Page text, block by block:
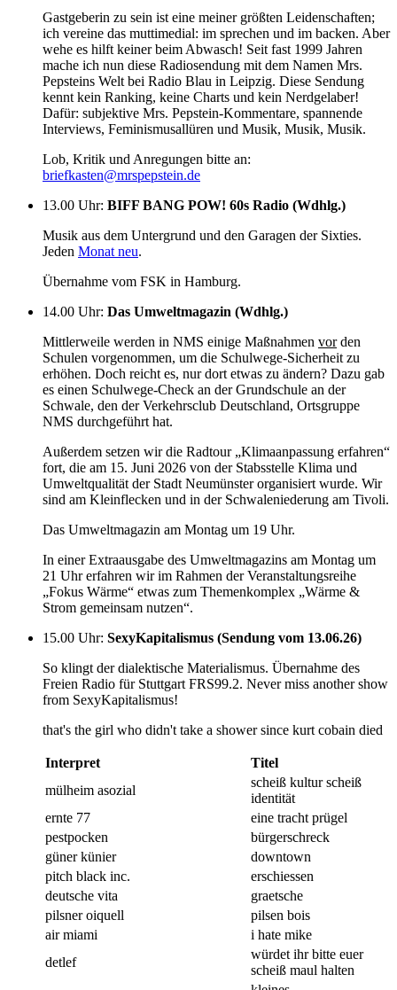
Gastgeberin zu sein ist eine meiner größten Leidenschaften;
ich vereine das muttimedial: im sprechen und im backen. Aber
wehe es hilft keiner beim Abwasch! Seit fast 1999 Jahren
mache ich nun diese Radiosendung mit dem Namen Mrs.
Pepsteins Welt bei Radio Blau in Leipzig. Diese Sendung
kennt kein Ranking, keine Charts und kein Nerdgelaber!
Dafür: subjektive Mrs. Pepstein-Kommentare, spannende
Interviews, Feminismusallüren und Musik, Musik, Musik.
Lob, Kritik und Anregungen bitte an:
briefkasten@mrspepstein.de
13.00 Uhr: BIFF BANG POW! 60s Radio (Wdhlg.)
Musik aus dem Untergrund und den Garagen der Sixties.
Jeden Monat neu.
Übernahme vom FSK in Hamburg.
14.00 Uhr: Das Umweltmagazin (Wdhlg.)
Mittlerweile werden in NMS einige Maßnahmen vorden
Schulen vorgenommen, um die Schulwege-Sicherheit zu
erhöhen. Doch reicht es, nur dort etwas zu ändern? Dazu gab
es einen Schulwege-Check an der Grundschule an der
Schwale, den der Verkehrsclub Deutschland, Ortsgruppe
NMS durchgeführt hat.
Außerdem setzen wir die Radtour „Klimaanpassung erfahren“
fort, die am 15. Juni 2026 von der Stabsstelle Klima und
Umweltqualität der Stadt Neumünster organisiert wurde. Wir
sind am Kleinflecken und in der Schwaleniederung am Tivoli.
Das Umweltmagazin am Montag um 19 Uhr.
In einer Extraausgabe des Umweltmagazins am Montag um
21 Uhr erfahren wir im Rahmen der Veranstaltungsreihe
„Fokus Wärme“ etwas zum Themenkomplex „Wärme &
Strom gemeinsam nutzen“.
15.00 Uhr: SexyKapitalismus (Sendung vom 13.06.26)
So klingt der dialektische Materialismus. Übernahme des
Freien Radio für Stuttgart FRS99.2. Never miss another show
from SexyKapitalismus!
that's the girl who didn't take a shower since kurt cobain died
Interpret
Titel
mülheim asozial
scheiß kultur scheiß
identität
ernte 77
eine tracht prügel
pestpocken
bürgerschreck
güner künier
downtown
pitch black inc.
erschiessen
deutsche vita
graetsche
pilsner oiquell
pilsen bois
air miami
i hate mike
detlef
würdet ihr bitte euer
scheiß maul halten